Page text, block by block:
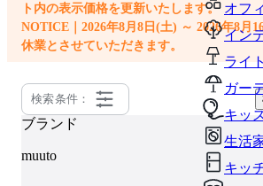
オフ
イン
ライ
ガー
キッ
生活
キッ
ト内の表示価格を更新いたします。
NOTICE｜2026年8月8日(土) ～ 2026年8月
休業とさせていただきます。
検索条件：
ブランド
muuto